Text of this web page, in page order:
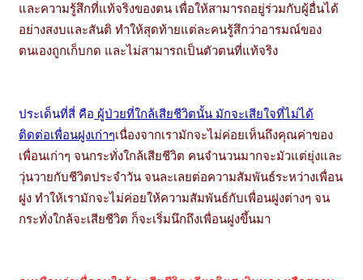
และความรู้สึกที่แท้จริงของตน เพื่อให้สามารถอยู่ร่วมกับผู้อื่นได้
อย่างสงบและสันติ ทำให้สุดท้ายแต่ละคนรู้สึกว่าอารมณ์ของ
ตนเองถูกเก็บกด และไม่สามารถเป็นตัวตนที่แท้จริง
ประเด็นที่สี่ คือ ผู้ป่วยที่ใกล้เสียชีวิตนั้น มักจะเสียใจที่ไม่ได้
ติดต่อเพื่อนฝูงเก่าๆเนื่องจากเรามักจะไม่ค่อยเห็นถึงคุณค่าของ
เพื่อนเก่าๆ จนกระทั่งใกล้เสียชีวิต คนจำนวนมากจะมัวแต่ยุ่งและ
วุ่นวายกับชีวิตประจำวัน จนละเลยต่อความสัมพันธ์ระหว่างเพื่อน
ฝูง ทำให้เรามักจะไม่ค่อยให้ความสัมพันธ์กับเพื่อนฝูงต่างๆ จน
กระทั่งใกล้จะเสียชีวิต ก็จะเริ่มนึกถึงเพื่อนฝูงขึ้นมา